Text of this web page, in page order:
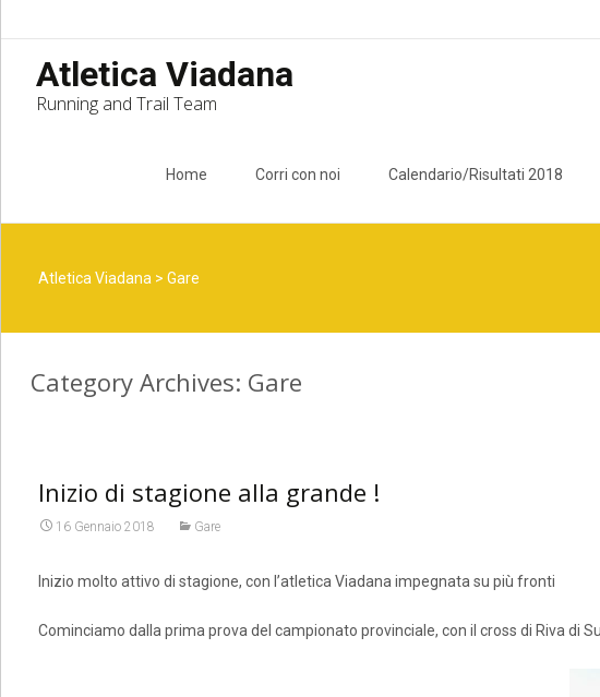
Atletica Viadana
Running and Trail Team
Home Corri con noi Calendario/Risultati 2018
Atletica Viadana > Gare
Category Archives: Gare
Inizio di stagione alla grande !
16 Gennaio 2018 Gare
Inizio molto attivo di stagione, con l’atletica Viadana impegnata su più fronti
Cominciamo dalla prima prova del campionato provinciale, con il cross di Riva di